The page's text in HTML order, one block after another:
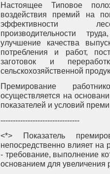
Настоящее Типовое
воздействия премий на
эффективности
производительности
улучшение качества
потребления и работ,
заготовок и
сельскохозяйственной
Премирование
осуществляется на
показателей и условий
--------------------------------
<*> Показатель
непосредственно влияет
- требование, выполнение
основанием для увеличения